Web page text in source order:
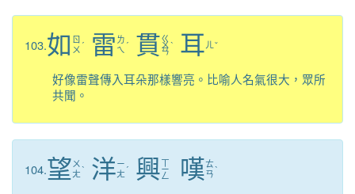
103.如 ㄖ
ㄨ ˊ 雷 ㄌ
ㄟ ˊ 貫ㄍ
ㄨ
ㄢ
ˋ 耳 ㄦ ˇ
好像雷聲傳入耳朵那樣響亮。比喻人名氣很大，眾所
共聞。
104.望 ㄨ
ㄤˋ 洋ㄧ
ㄤ ˊ 興ㄒ
ㄧ
ㄥ 嘆ㄊ
ㄢˋ